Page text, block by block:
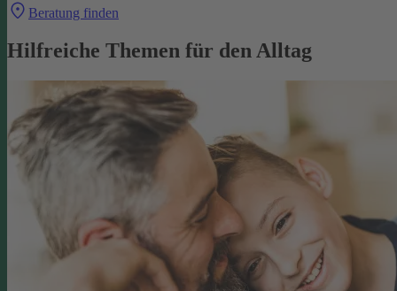
Beratung finden
Hilfreiche Themen für den Alltag